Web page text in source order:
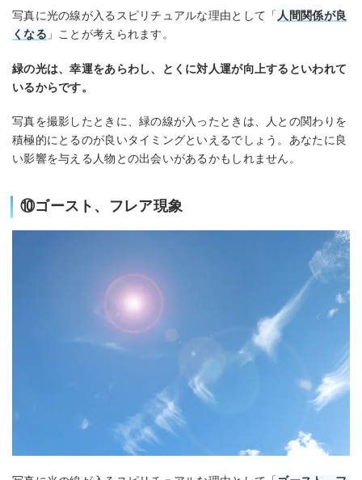
写真に光の線が入るスピリチュアルな理由として「 人間関係が良
くなる 」ことが考えられます。
緑の光は、幸運をあらわし、とくに対人運が向上するといわれて
いるからです。
写真を撮影したときに、緑の線が入ったときは、人との関わりを
積極的にとるのが良いタイミングといえるでしょう。あなたに良
い影響を与える人物との出会いがあるかもしれません。
⑩ゴースト、フレア現象